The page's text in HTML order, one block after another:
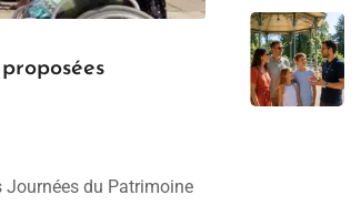
du Patrimoine